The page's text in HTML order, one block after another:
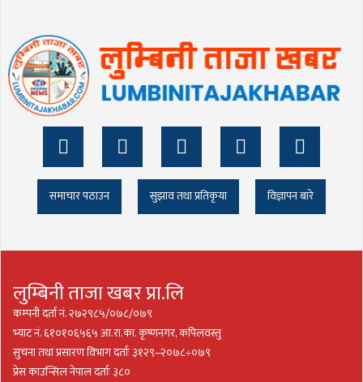
समाचार पठाउन सुझाव तथा प्रतिकृया विज्ञापन बारे
लुम्बिनी ताजा खबर प्रा.लि
कम्पनी दर्ता नं. २७२९८५/०७८/०७९
भ्याट नं. ६१०१०६५६५ आ.रा.का. कृष्णनगर, कपिलवस्तु
सुचना तथा प्रसारण विभाग दर्ताः ३१२९–२०७८÷०७९
प्रेस काउन्सिल नेपाल दर्ताः ३८०